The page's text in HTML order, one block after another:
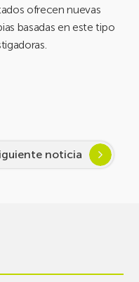
ofrecen nuevas
basadas en este tipo
noticia